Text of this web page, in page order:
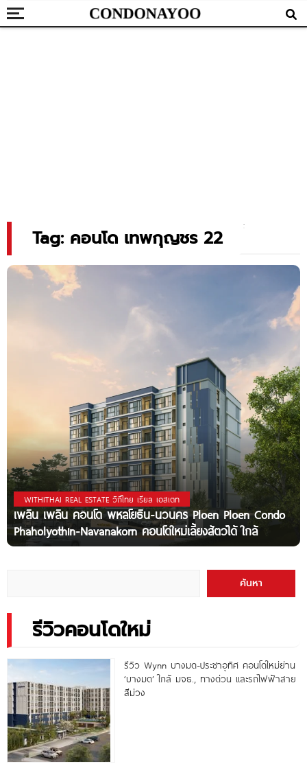
Tag: คอนโด เทพกุญชร 22
WITHITHAI REAL ESTATE วิถีไทย เรียล เอสเตท
เพลิน เพลิน คอนโด พหลโยธิน-นวนคร Ploen Ploen Condo
Phaholyothin-Navanakorn คอนโดใหม่เลี้ยงสัตว์ได้ ใกล้
ค้นหา
รีวิวคอนโดใหม่
รีวิว Wynn บางมด-ประชาอุทิศ คอนโดใหม่ย่าน
‘บางมด’ ใกล้ มจธ., ทางด่วน และรถไฟฟ้าสาย
สีม่วง